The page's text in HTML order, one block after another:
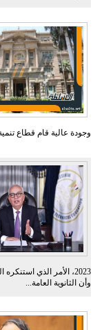
وجودة عالية قام قطاع تنمية
2023، الأمر الذي
وأن الثانوية العامة...